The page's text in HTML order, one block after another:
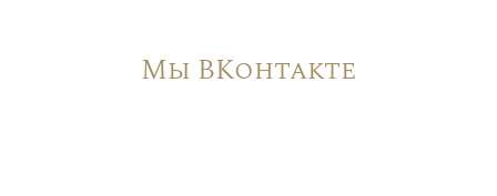
Мы ВКонтакте